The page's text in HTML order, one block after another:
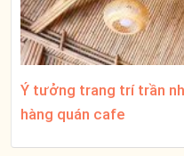
Ý tưởng trang trí trần
hàng quán cafe